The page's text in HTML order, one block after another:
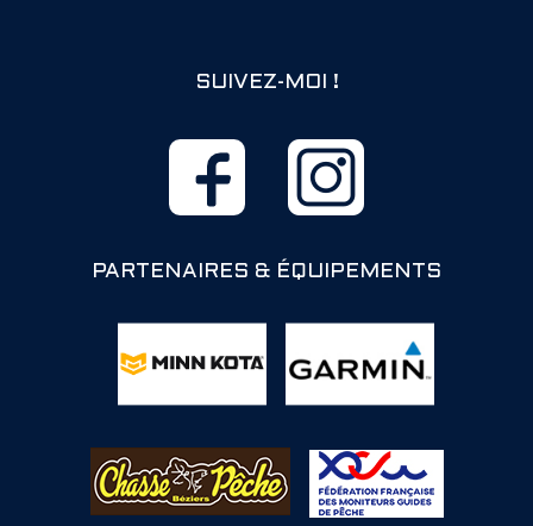
SUIVEZ-MOI !
PARTENAIRES & ÉQUIPEMENTS